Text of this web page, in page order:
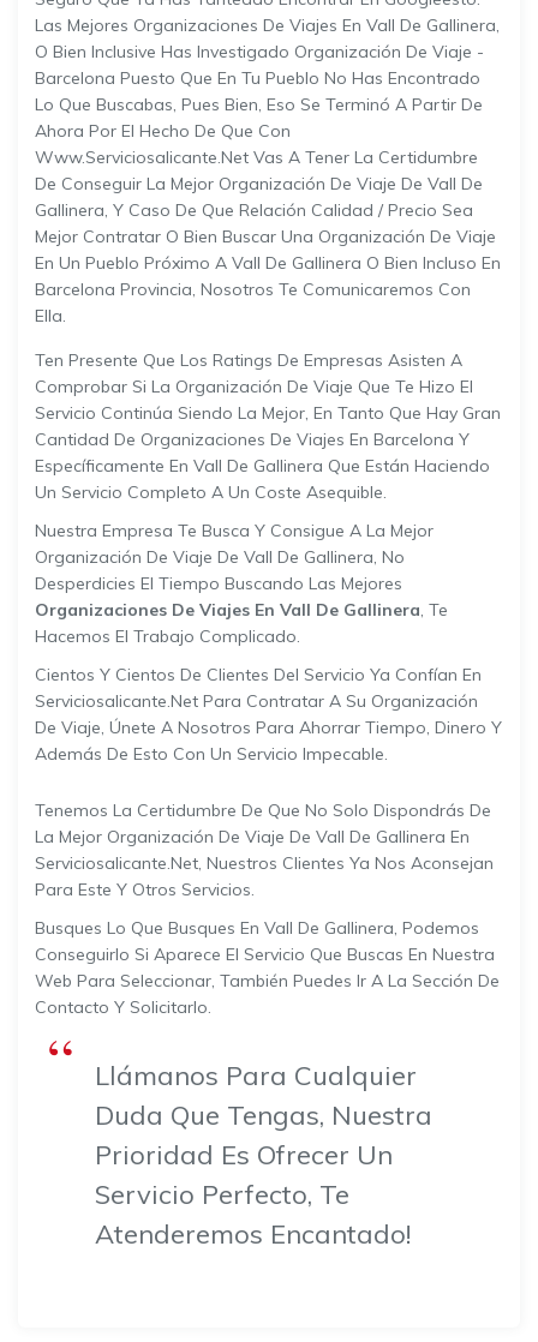
Las Mejores Organizaciones De Viajes En Vall De Gallinera,
O Bien Inclusive Has Investigado Organización De Viaje -
Barcelona Puesto Que En Tu Pueblo No Has Encontrado
Lo Que Buscabas, Pues Bien, Eso Se Terminó A Partir De
Ahora Por El Hecho De Que Con
Www.serviciosalicante.net Vas A Tener La Certidumbre
De Conseguir La Mejor Organización De Viaje De Vall De
Gallinera, Y Caso De Que Relación Calidad / Precio Sea
Mejor Contratar O Bien Buscar Una Organización De Viaje
En Un Pueblo Próximo A Vall De Gallinera O Bien Incluso En
Barcelona Provincia, Nosotros Te Comunicaremos Con
Ella.
Ten Presente Que Los Ratings De Empresas Asisten A
Comprobar Si La Organización De Viaje Que Te Hizo El
Servicio Continúa Siendo La Mejor, En Tanto Que Hay Gran
Cantidad De Organizaciones De Viajes En Barcelona Y
Específicamente En Vall De Gallinera Que Están Haciendo
Un Servicio Completo A Un Coste Asequible.
Nuestra Empresa Te Busca Y Consigue A La Mejor
Organización De Viaje De Vall De Gallinera, No
Desperdicies El Tiempo Buscando Las Mejores
Organizaciones De Viajes En Vall De Gallinera, Te
Hacemos El Trabajo Complicado.
Cientos Y Cientos De Clientes Del Servicio Ya Confían En
Serviciosalicante.net Para Contratar A Su Organización
De Viaje, Únete A Nosotros Para Ahorrar Tiempo, Dinero Y
Además De Esto Con Un Servicio Impecable.
Tenemos La Certidumbre De Que No Solo Dispondrás De
La Mejor Organización De Viaje De Vall De Gallinera En
Serviciosalicante.net, Nuestros Clientes Ya Nos Aconsejan
Para Este Y Otros Servicios.
Busques Lo Que Busques En Vall De Gallinera, Podemos
Conseguirlo Si Aparece El Servicio Que Buscas En Nuestra
Web Para Seleccionar, También Puedes Ir A La Sección De
Contacto Y Solicitarlo.
Llámanos Para Cualquier
Duda Que Tengas, Nuestra
Prioridad Es Ofrecer Un
Servicio Perfecto, Te
Atenderemos Encantado!